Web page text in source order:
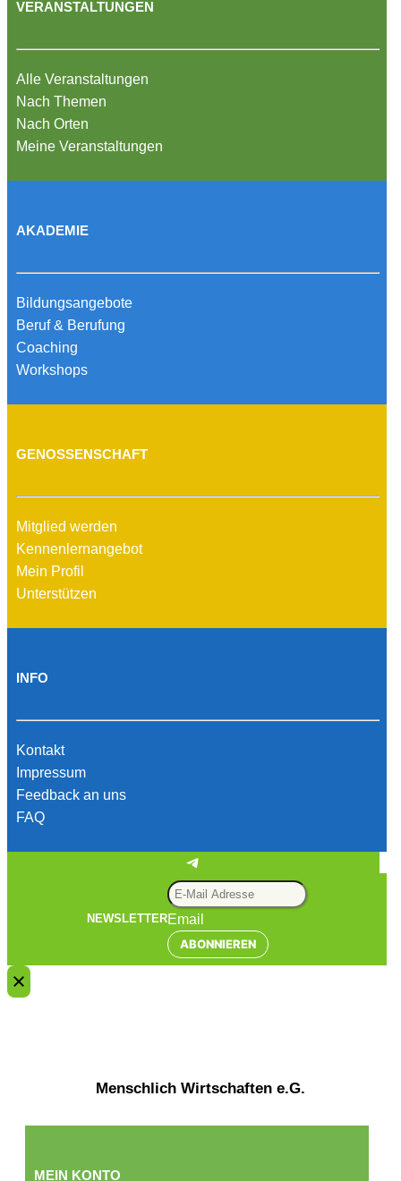
VERANSTALTUNGEN
Alle Veranstaltungen
Nach Themen
Nach Orten
Meine Veranstaltungen
AKADEMIE
Bildungsangebote
Beruf & Berufung
Coaching
Workshops
GENOSSENSCHAFT
Mitglied werden
Kennenlernangebot
Mein Profil
Unterstützen
INFO
Kontakt
Impressum
Feedback an uns
FAQ
Telegram
NEWSLETTEREmail
ABONNIEREN
Menschlich Wirtschaften e.G.
MEIN KONTO